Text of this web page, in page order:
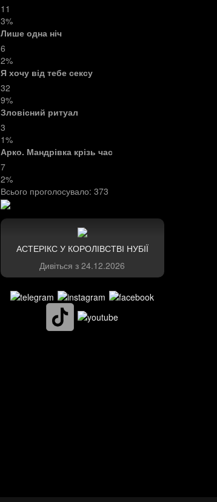
11
3%
Лише одна ніч
6
2%
Я хочу від тебе сексу
32
9%
Зловісний ритуал
3
1%
Арко. Мандрівка крізь час
7
2%
Всього проголосувало: 373
АСТЕРІКС У КОРОЛІВСТВІ НУБІЇ
Дивіться з 24.12.2026